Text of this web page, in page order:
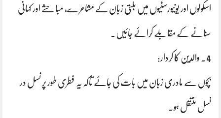
اسکولوں اور یونیورسٹیوں میں بلتی زبان کے مشاعرے، مباحثے اور کہانی
سنانے کے مقابلے کرائے جائیں۔
4. والدین کا کردار:
بچوں سے مادری زبان میں بات کی جائے تاکہ یہ فطری طور پر نسل در
نسل منتقل ہو۔